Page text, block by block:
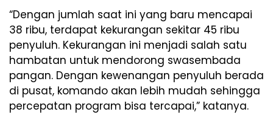
“Dengan jumlah saat ini yang baru mencapai
38 ribu, terdapat kekurangan sekitar 45 ribu
penyuluh. Kekurangan ini menjadi salah satu
hambatan untuk mendorong swasembada
pangan. Dengan kewenangan penyuluh berada
di pusat, komando akan lebih mudah sehingga
percepatan program bisa tercapai,” katanya.